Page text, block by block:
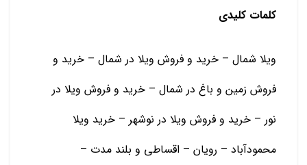
کلمات کلیدی
ویلا شمال – خرید و فروش ویلا در شمال – خرید و
فروش زمین و باغ در شمال – خرید و فروش ویلا در
نور – خرید و فروش ویلا در نوشهر – خرید ویلا
محمودآباد – رویان – اقساطی و بلند مدت –